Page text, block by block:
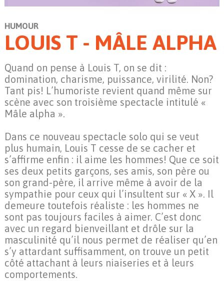
HUMOUR
LOUIS T - MÂLE ALPHA
Quand on pense à Louis T, on se dit :
domination, charisme, puissance, virilité. Non?
Tant pis! L’humoriste revient quand même sur
scène avec son troisième spectacle intitulé «
Mâle alpha ».
Dans ce nouveau spectacle solo qui se veut
plus humain, Louis T cesse de se cacher et
s’affirme enfin : il aime les hommes! Que ce soit
ses deux petits garçons, ses amis, son père ou
son grand-père, il arrive même à avoir de la
sympathie pour ceux qui l’insultent sur « X ». Il
demeure toutefois réaliste : les hommes ne
sont pas toujours faciles à aimer. C’est donc
avec un regard bienveillant et drôle sur la
masculinité qu’il nous permet de réaliser qu’en
s’y attardant suffisamment, on trouve un petit
côté attachant à leurs niaiseries et à leurs
comportements.